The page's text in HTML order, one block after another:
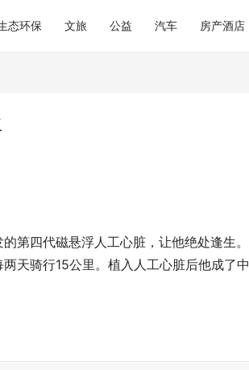
态环保 文旅 公益 汽车 房产酒店
第四代磁悬浮人工心脏，让他绝处逢生。
天骑行15公里。植入人工心脏后他成了中